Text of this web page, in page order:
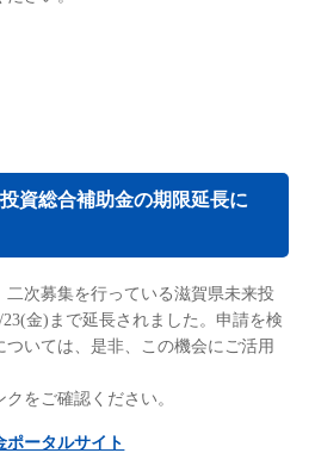
資総合補助金の期限延長に
次募集を行っている滋賀県未来投
金)まで延長されました。申請を検
いては、是非、この機会にご活用
をご確認ください。
ポータルサイト